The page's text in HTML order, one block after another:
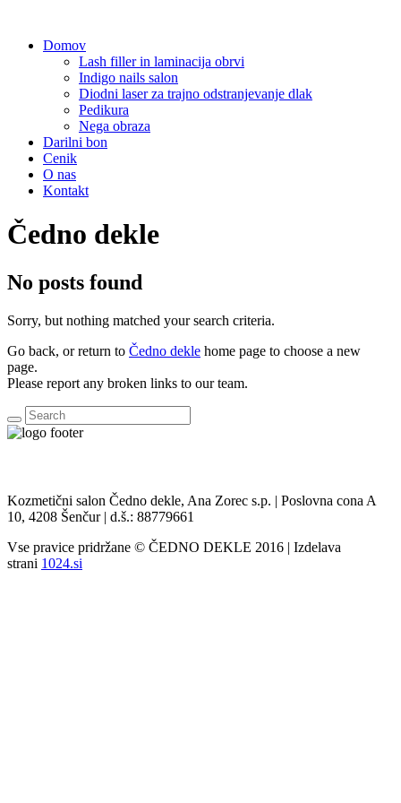
Domov
Lash filler in laminacija obrvi
Indigo nails salon
Diodni laser za trajno odstranjevanje dlak
Pedikura
Nega obraza
Darilni bon
Cenik
O nas
Kontakt
Čedno dekle
No posts found
Sorry, but nothing matched your search criteria.
Go back, or return to Čedno dekle home page to choose a new
page.
Please report any broken links to our team.
Kozmetični salon Čedno dekle, Ana Zorec s.p. | Poslovna cona A
10, 4208 Šenčur | d.š.: 88779661
Vse pravice pridržane © ČEDNO DEKLE 2016 | Izdelava
strani 1024.si